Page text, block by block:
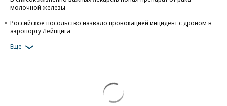
молочной железы
Российское посольство назвало провокацией инцидент с дроном в
аэропорту Лейпцига
Еще